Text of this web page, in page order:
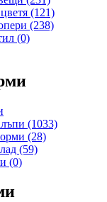
(121)
(238)
(0)
(1033)
(28)
(59)
(0)